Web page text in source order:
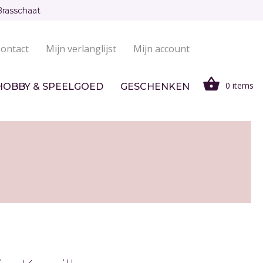
Mijn verlanglijst Mijn account
& SPEELGOED GESCHENKEN 0 items